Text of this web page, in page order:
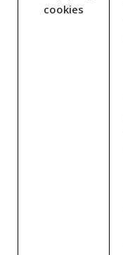
cookies